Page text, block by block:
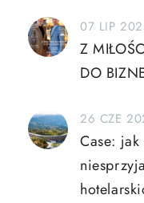
07 LIP
Z
DO
26 CZE
Case: